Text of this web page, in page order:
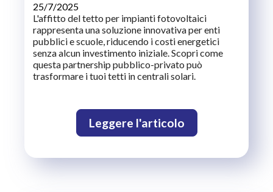
25/7/2025
L'affitto del tetto per impianti fotovoltaici
rappresenta una soluzione innovativa per enti
pubblici e scuole, riducendo i costi energetici
senza alcun investimento iniziale. Scopri come
questa partnership pubblico-privato può
trasformare i tuoi tetti in centrali solari.
Leggere l'articolo